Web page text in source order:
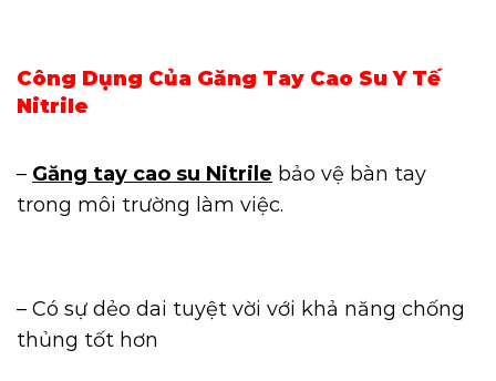
Công Dụng Của Găng Tay Cao Su Y Tế
Nitrile
– Găng tay cao su Nitrile bảo vệ bàn tay
trong môi trường làm việc.
– Có sự dẻo dai tuyệt vời với khả năng chống
thủng tốt hơn